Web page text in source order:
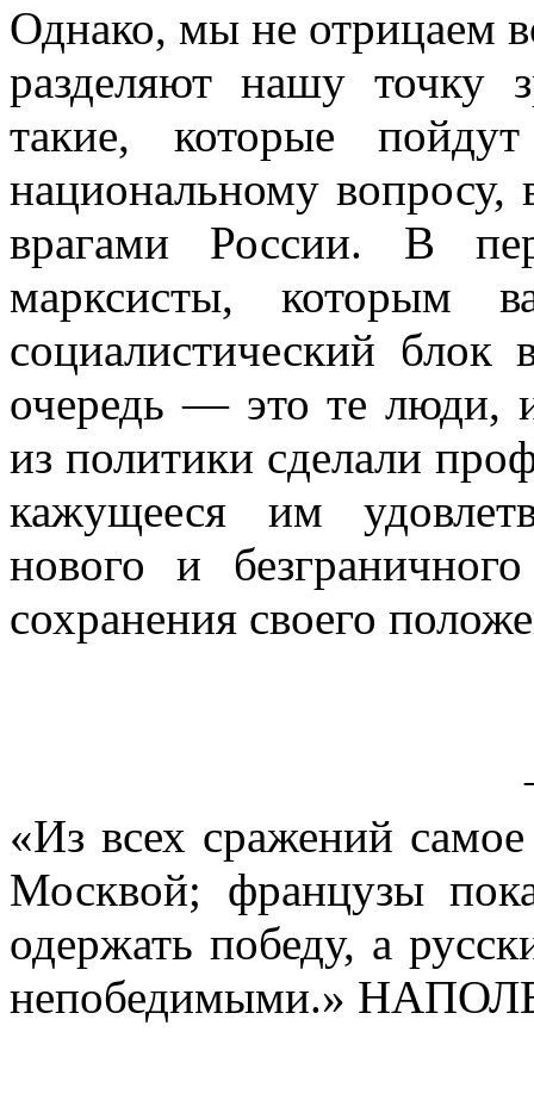
Однако, мы не отрицаем
разделяют нашу точку
такие, которые
национальному
врагами России. В
марксисты, которым
социалистический
очередь — это те люди,
из политики сделали
кажущееся им
нового и
сохранения своего
«Из всех сражений
Москвой; французы
одержать победу, а
непобедимыми.»